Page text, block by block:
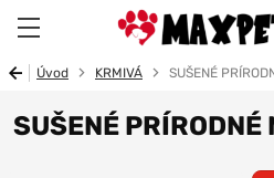
Úvod KRMIVÁ SUŠENÉ
SUŠENÉ PRÍRODNÉ